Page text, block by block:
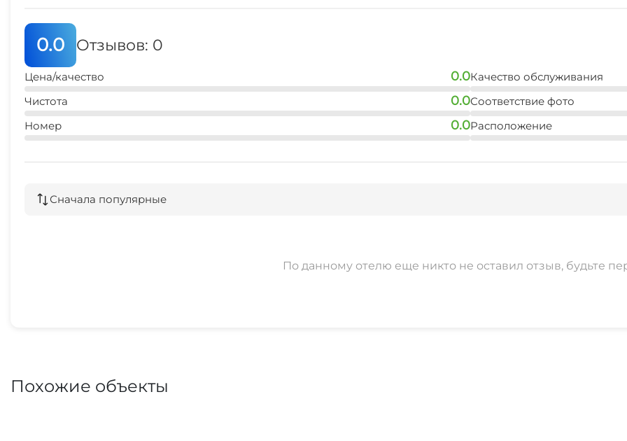
0.0 Отзывов: 0
Цена/качество 0.0
Чистота 0.0
Номер 0.0
Качество обслуживания
Соответствие фото
Расположение
Сначала популярные
По данному отелю еще никто не оставил отзыв, будьте
Похожие объекты